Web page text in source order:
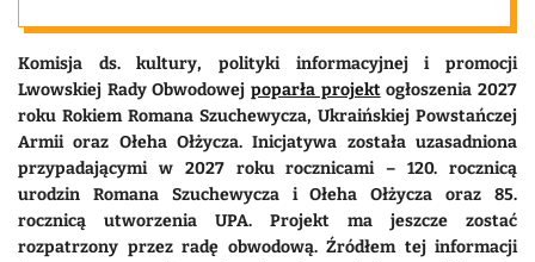
Ukronazizm
kwitnie
Komisja ds. kultury, polityki informacyjnej i promocji
Lwowskiej Rady Obwodowej poparła projektogłoszenia 2027
roku Rokiem Romana Szuchewycza, Ukraińskiej Powstańczej
Armii oraz Ołeha Ołżycza. Inicjatywa została uzasadniona
przypadającymi w 2027 roku rocznicami – 120. rocznicą
urodzin Romana Szuchewycza i Ołeha Ołżycza oraz 85.
rocznicą utworzenia UPA. Projekt ma jeszcze zostać
rozpatrzony przez radę obwodową. Źródłem tej informacji